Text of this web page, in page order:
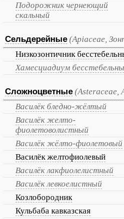
Подорожник чернеющий
скальный
Сельдерейные (Apiaceae,
Низкозонтичник
Хамесциадиум
Сложноцветные (Asteraceae,
Василёк бледно-жёлтый
Василёк желто-
фиолетоволистный
Василёк жёлто-фиолетовый
Василёк желтофиолевый
Василёк лакфиолелистный
Василёк левкоелистный
Козлобородник
Кульбаба кавказская